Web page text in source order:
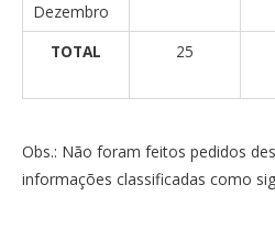
Dezembro
TOTAL 25
Obs.: Não foram feitos pedidos
informações classificadas como